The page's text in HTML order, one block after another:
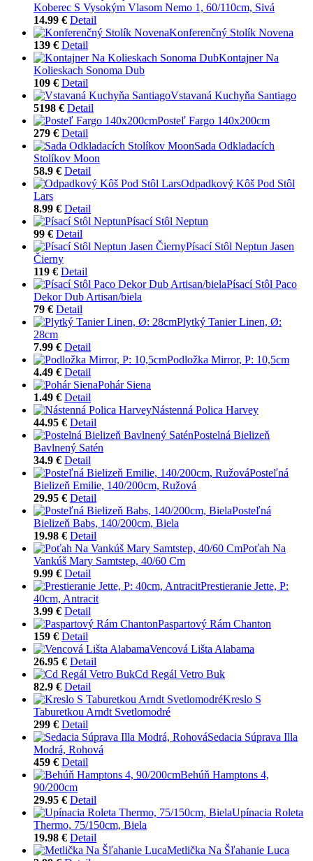
Koberec S Vysokým Vlasom Nemo 1, 60/110cm, Sivá
14.99 € Detail
Konferenčný Stolík Novena
139 € Detail
Kontajner Na
Kolieskach Sonoma Dub
109 € Detail
Vstavaná Kuchyňa Santiago
5198 € Detail
Posteľ Fargo 140x200cm
279 € Detail
Sada Odkladacích
Stolíkov Moon
58.9 € Detail
Odpadkový Kôš Pod Stôl
Lars
8.99 € Detail
Písací Stôl Neptun
99 € Detail
Písací Stôl Neptun Jasen
Čierny
119 € Detail
Písací Stôl Paco
Dekor Dub Artisan/biela
79 € Detail
Plytký Tanier Linen, Ø:
28cm
7.99 € Detail
Podložka Mirror, P: 10,5cm
4.49 € Detail
Pohár Siena
1.49 € Detail
Nástenná Polica Harvey
44.95 € Detail
Postelná Bielizeň
Bavlnený Satén
34.9 € Detail
Posteľná
Bielizeň Emilie, 140/200cm, Ružová
29.95 € Detail
Posteľná
Bielizeň Babs, 140/200cm, Biela
19.98 € Detail
Poťah Na
Vankúš Mary Samtstep, 40/60 Cm
9.99 € Detail
Prestieranie Jette, P:
40cm, Antracit
3.99 € Detail
Paspartový Rám Chanton
159 € Detail
Vencová Lišta Alabama
26.95 € Detail
Cd Regál Vetro Buk
82.9 € Detail
Kreslo S
Taburetkou Arndt Svetlomodré
299 € Detail
Sedacia Súprava Illa
Modrá, Rohová
459 € Detail
Behúň Hamptons 4,
90/200cm
29.95 € Detail
Upínacia Roleta
Thermo, 75/150cm, Biela
19.98 € Detail
Metlička Na Šľahanie Luca